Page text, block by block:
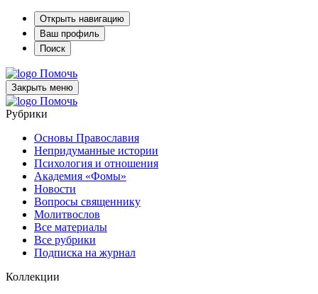
Открыть навигацию
Ваш профиль
Поиск
Помочь
Закрыть меню
Помочь
Рубрики
Основы Православия
Непридуманные истории
Психология и отношения
Академия «Фомы»
Новости
Вопросы священнику
Молитвослов
Все материалы
Все рубрики
Подписка на журнал
Коллекции